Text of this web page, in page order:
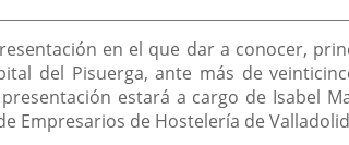
en el que dar a conocer,
del Pisuerga, ante más de
estará a cargo de Isabel
Empresarios de Hostelería de